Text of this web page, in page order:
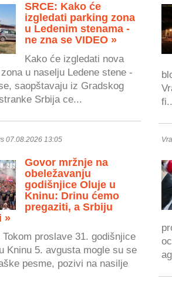
SRCE: Kako će
izgledati parking zona
u Ledenim stenama -
ne zna se VIDEO »
Kako će izgledati nova
u naselju Ledene stene -
saopštavaju iz Gradskog
Srbija ce...
07.08.2026 13:05
Govor mržnje na
obeležavanju
godišnjice Oluje u
Kninu: Drinu ćemo
pregaziti, a Srbiju
»
Tokom proslave 31. godišnjice
Kninu 5. avgusta mogle su se
pesme, pozivi na nasilje